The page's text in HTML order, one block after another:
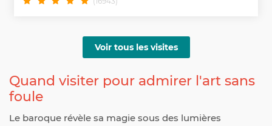
Voir tous les visites
Quand visiter pour admirer l'art sans
foule
Le baroque révèle sa magie sous des lumières